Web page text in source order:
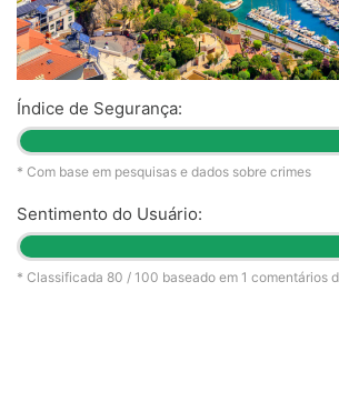
Índice de Segurança:
* Com base em pesquisas e dados sobre crimes
Sentimento do Usuário:
* Classificada 80 / 100 baseado em 1 comentários